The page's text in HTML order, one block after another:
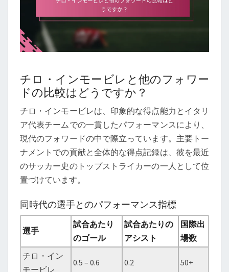
チロ・インモービレと他のフォワー
ドの比較はどうですか？
チロ・インモービレは、印象的な得点能力とイタリ
ア代表チームでの一貫したパフォーマンスにより、
現代のフォワードの中で際立っています。主要トー
ナメントでの貢献と全体的な得点記録は、彼を最近
のサッカー史のトップストライカーの一人として位
置づけています。
同時代の選手とのパフォーマンス指標
選手
試合あたり
のゴール
試合あたりの
アシスト
国際出
場数
チロ・イン
モービレ
0.5 – 0.6 0.2 50+